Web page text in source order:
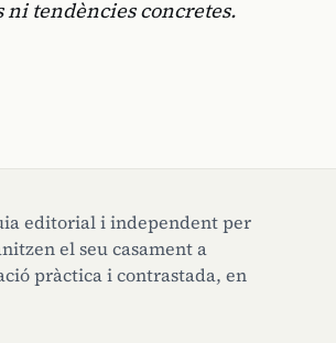
ni tendències concretes.
editorial i independent per
el seu casament a
pràctica i contrastada, en